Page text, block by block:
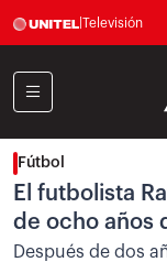
Televisión
Fútbol
El futbolista
de ocho años
Después de dos